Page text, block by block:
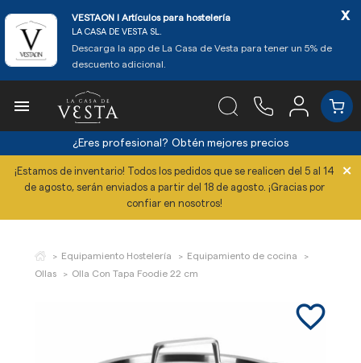
VESTAON l Artículos para hostelería
LA CASA DE VESTA SL.
Descarga la app de La Casa de Vesta para tener un 5% de
descuento adicional.
x

¿Eres profesional? Obtén mejores precios
¡Estamos de inventario! Todos los pedidos que se realicen del 5 al 14
de agosto, serán enviados a partir del 18 de agosto. ¡Gracias por
confiar en nosotros!
×
Equipamiento Hostelería
Equipamiento de cocina
Ollas
Olla Con Tapa Foodie 22 cm
favorite_border